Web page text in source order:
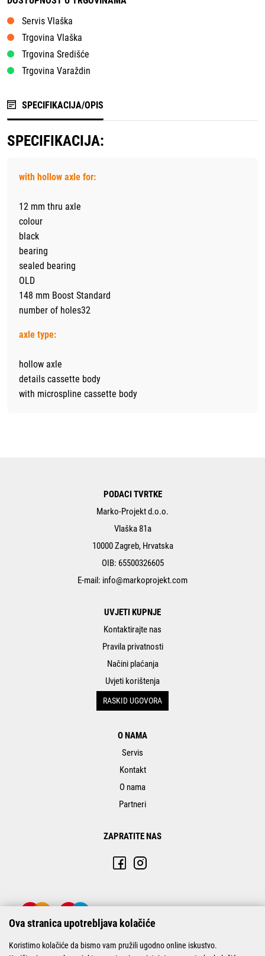
Servis Vlaška
Trgovina Vlaška
Trgovina Središće
Trgovina Varaždin
SPECIFIKACIJA/OPIS
SPECIFIKACIJA:
with hollow axle for:
12 mm thru axle
colour
black
bearing
sealed bearing
OLD
148 mm Boost Standard
number of holes32
axle type:
hollow axle
details cassette body
with microspline cassette body
PODACI TVRTKE
Marko-Projekt d.o.o.
Vlaška 81a
10000 Zagreb, Hrvatska
OIB: 65500326605
E-mail: info@markoprojekt.com
UVJETI KUPNJE
Kontaktirajte nas
Pravila privatnosti
Načini plaćanja
Uvjeti korištenja
RASKID UGOVORA
O NAMA
Servis
Kontakt
O nama
Partneri
ZAPRATITE NAS
Ova stranica upotrebljava kolačiće
Koristimo kolačiće da bismo vam pružili ugodno online iskustvo.